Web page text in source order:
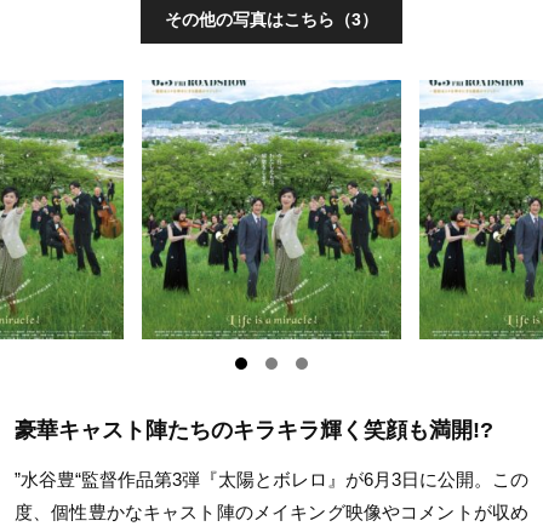
その他の写真はこちら（3）
豪華キャスト陣たちのキラキラ輝く笑顔も満開!?
”水谷豊“監督作品第3弾『太陽とボレロ』が6月3日に公開。この
度、個性豊かなキャスト陣のメイキング映像やコメントが収め